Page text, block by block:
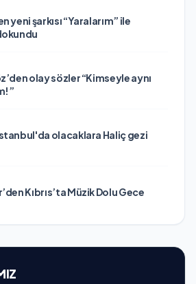
yeni şarkısı “Yaralarım” ile
olay sözler “Kimseyle aynı
olacaklara Haliç gezi
Kıbrıs’ta Müzik Dolu Gece